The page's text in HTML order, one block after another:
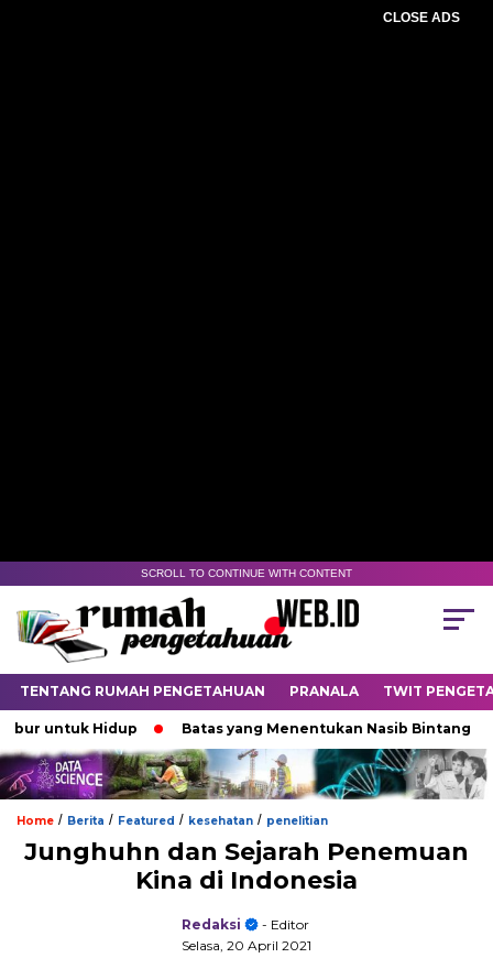
CLOSE ADS
SCROLL TO CONTINUE WITH CONTENT
TENTANG RUMAH PENGETAHUAN PRANALA TWIT
Hidup Batas yang Menentukan Nasib Bintang
Home / Berita / Featured / kesehatan / penelitian
Junghuhn dan Sejarah Penemuan
Kina di Indonesia
Redaksi
- Editor
Selasa, 20 April 2021